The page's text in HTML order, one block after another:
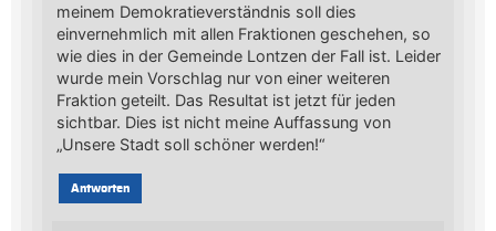
meinem Demokratieverständnis soll dies
einvernehmlich mit allen Fraktionen geschehen, so
wie dies in der Gemeinde Lontzen der Fall ist. Leider
wurde mein Vorschlag nur von einer weiteren
Fraktion geteilt. Das Resultat ist jetzt für jeden
sichtbar. Dies ist nicht meine Auffassung von
„Unsere Stadt soll schöner werden!“
Antworten